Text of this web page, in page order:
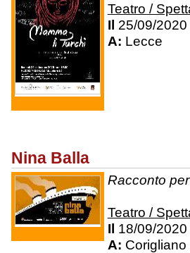
Teatro /
Il 25/09/2020
A: Lecce
Nina Balla
Racconto
Teatro /
Il 18/09/2020
A: